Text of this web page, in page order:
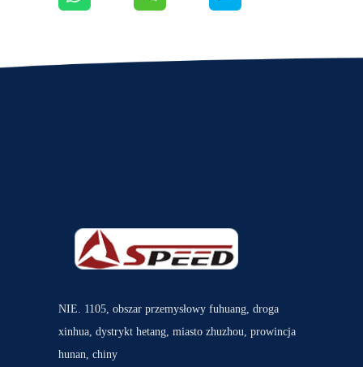
NIE. 1105, obszar przemysłowy fuhuang, droga
xinhua, dystrykt hetang, miasto zhuzhou, prowincja
hunan, chiny